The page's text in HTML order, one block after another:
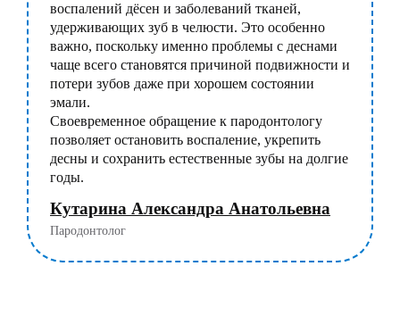
воспалений дёсен и заболеваний тканей,
удерживающих зуб в челюсти. Это особенно
важно, поскольку именно проблемы с деснами
чаще всего становятся причиной подвижности и
потери зубов даже при хорошем состоянии
эмали.
Своевременное обращение к пародонтологу
позволяет остановить воспаление, укрепить
десны и сохранить естественные зубы на долгие
годы.
Кутарина Александра Анатольевна
Пародонтолог